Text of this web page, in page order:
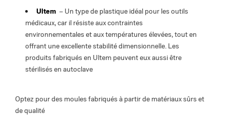
Ultem – Un type de plastique idéal pour les outils
médicaux, car il résiste aux contraintes
environnementales et aux températures élevées, tout en
offrant une excellente stabilité dimensionnelle. Les
produits fabriqués en Ultem peuvent eux aussi être
stérilisés en autoclave
Optez pour des moules fabriqués à partir de matériaux sûrs et
de qualité